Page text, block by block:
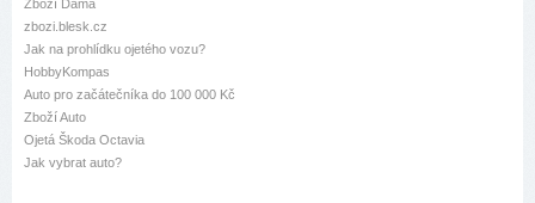
Zboží Dáma
zbozi.blesk.cz
Jak na prohlídku ojetého vozu?
HobbyKompas
Auto pro začátečníka do 100 000 Kč
Zboží Auto
Ojetá Škoda Octavia
Jak vybrat auto?